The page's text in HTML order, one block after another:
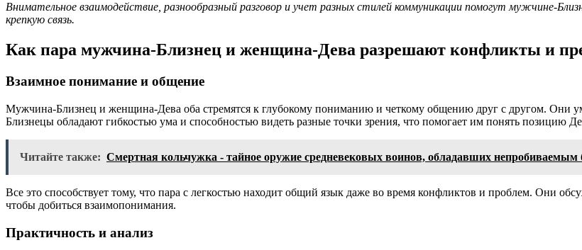
Внимательное взаимодействие, разнообразный разговор и учет разных стилей коммуникации помогут мужчине-
крепкую связь.
Как пара мужчина-Близнец и женщина-Дева разрешают конфликты и
Взаимное понимание и общение
Мужчина-Близнец и женщина-Дева оба стремятся к глубокому пониманию и четкому общению друг с другом. Они
Близнецы обладают гибкостью ума и способностью видеть разные точки зрения, что помогает им понять позицию
Читайте также: Смертная кольчужка - тайное оружие средневековых воинов, обладавших непробиваемым
Все это способствует тому, что пара с легкостью находит общий язык даже во время конфликтов и проблем. Они
чтобы добиться взаимопонимания.
Практичность и анализ